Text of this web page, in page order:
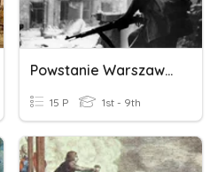
Powstanie Warszawskie
15 P 1st - 9th